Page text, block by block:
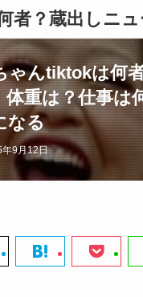
者？蔵出しニュ
ゃんtiktokは何
体重は？仕事は
なる
9月12日